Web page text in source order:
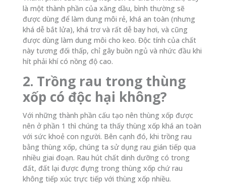
là một thành phần của xăng dầu, bình thường sẽ
được dùng để làm dung môi rẻ, khá an toàn (nhưng
khá dễ bắt lửa), khá trơ và rất dễ bay hơi, và cũng
được dùng làm dung môi cho keo. Độc tính của chất
này tương đối thấp, chỉ gây buồn ngủ và nhức đầu khi
hít phải khí có nồng độ cao.
2. Trồng rau trong thùng
xốp có độc hại không?
Với những thành phần cấu tạo nên thùng xốp được
nên ở phần 1 thì chúng ta thấy thùng xốp khá an toàn
với sức khoẻ con người. Bên cạnh đó, khi trồng rau
bằng thùng xốp, chúng ta sử dụng rau gián tiếp qua
nhiều giai đoạn. Rau hút chất dinh dưỡng có trong
đất, đất lại được đựng trong thùng xốp chứ rau
không tiếp xúc trực tiếp với thùng xốp nhiều.